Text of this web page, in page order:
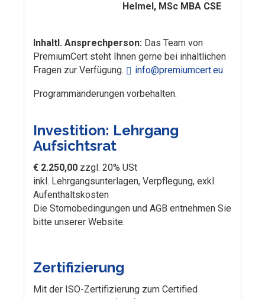
Helmel, MSc MBA CSE
Inhaltl. Ansprechperson: Das Team von
PremiumCert steht Ihnen gerne bei inhaltlichen
Fragen zur Verfügung.
info@premiumcert.eu
Programmänderungen vorbehalten.
Investition: Lehrgang
Aufsichtsrat
€ 2.250,00 zzgl. 20% USt
inkl. Lehrgangsunterlagen, Verpflegung, exkl.
Aufenthaltskosten
Die Stornobedingungen und AGB entnehmen Sie
bitte unserer Website.
Zertifizierung
Mit der ISO-Zertifizierung zum Certified